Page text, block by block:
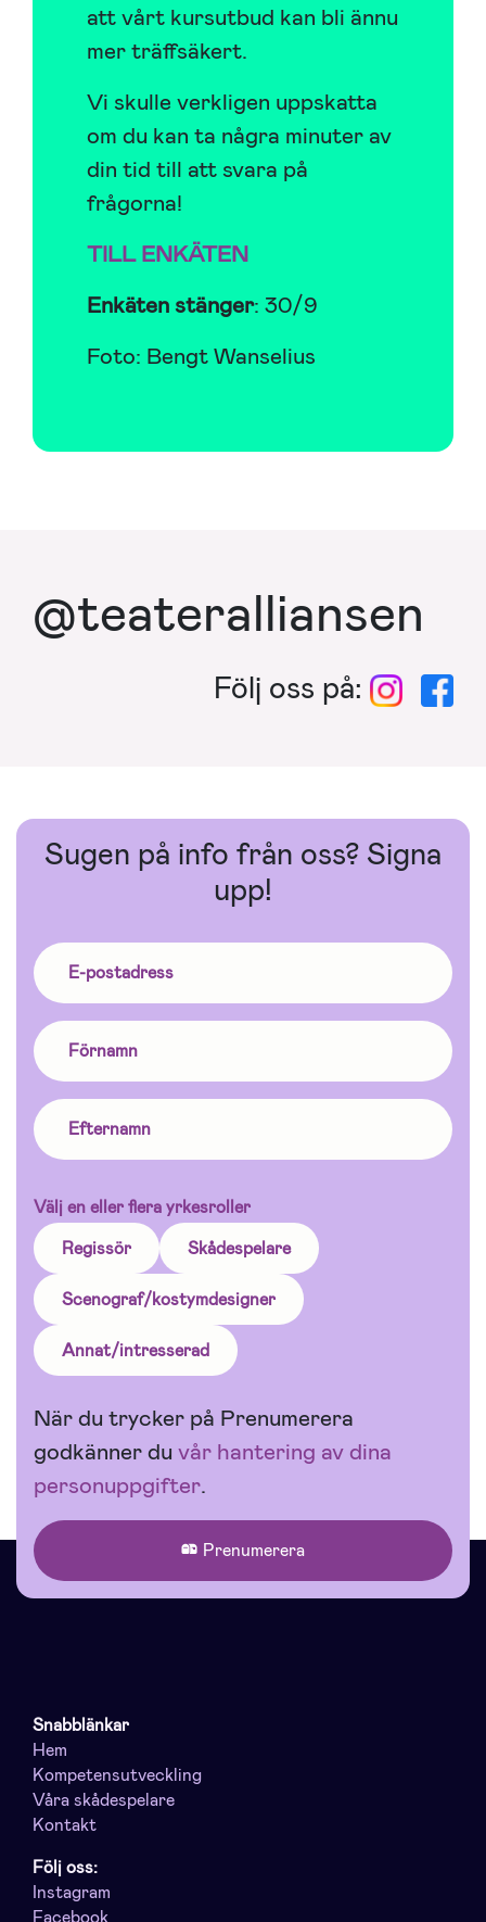
att vårt kursutbud kan bli ännu
mer träffsäkert.
Vi skulle verkligen uppskatta
om du kan ta några minuter av
din tid till att svara på
frågorna!
TILL ENKÄTEN
Enkäten stänger: 30/9
Foto: Bengt Wanselius
@teateralliansen
Följ oss på:
Sugen på info från oss? Signa
upp!
Välj en eller flera yrkesroller
Regissör
Skådespelare
Scenograf/kostymdesigner
Annat/intresserad
När du trycker på Prenumerera
godkänner du vår hantering av dina
personuppgifter.
Prenumerera
Snabblänkar
Hem
Kompetensutveckling
Våra skådespelare
Kontakt
Följ oss:
Instagram
Facebook